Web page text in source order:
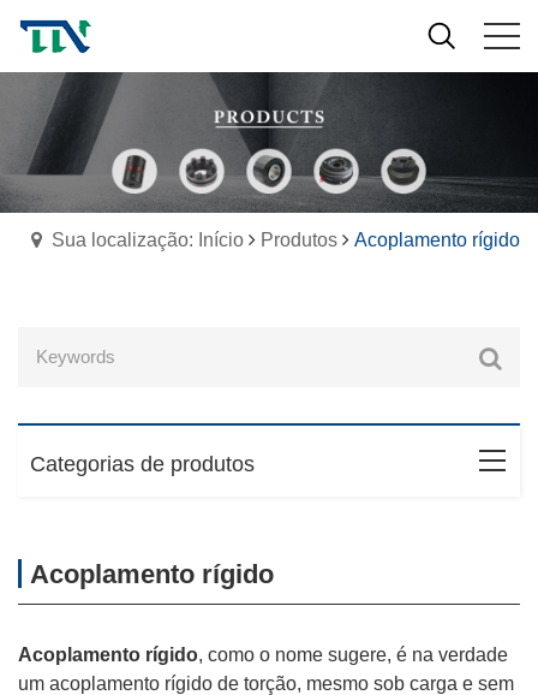
Sua localização: Início Produtos Acoplamento rígido
Categorias de produtos
Acoplamento rígido
Acoplamento rígido, como o nome sugere, é na verdade
um acoplamento rígido de torção, mesmo sob carga e sem